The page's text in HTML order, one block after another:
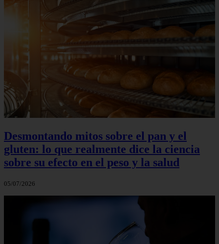
Desmontando mitos sobre el pan y el
gluten: lo que realmente dice la ciencia
sobre su efecto en el peso y la salud
05/07/2026